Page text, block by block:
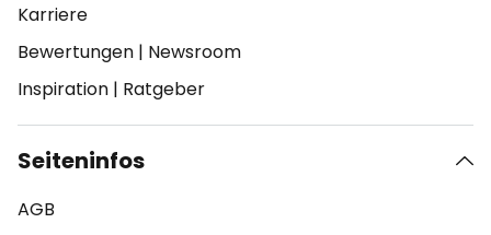
Karriere
Bewertungen | Newsroom
Inspiration | Ratgeber
Seiteninfos
AGB